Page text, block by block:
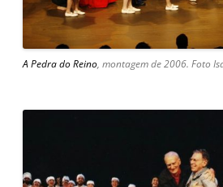
A Pedra do Reino, montagem de 2006. Foto